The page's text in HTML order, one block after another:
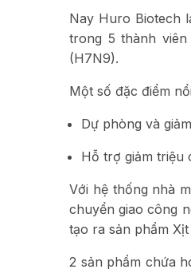
Nay Huro Biotech
trong 5 thành
(H7N9).
Một số đặc điểm
Dự phòng và
Hỗ trợ giảm triệu
Với hệ thống nhà
chuyển giao công
tạo ra sản phẩm
2 sản phẩm chứa